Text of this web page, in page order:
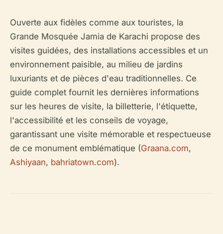
Ouverte aux fidèles comme aux touristes, la
Grande Mosquée Jamia de Karachi propose des
visites guidées, des installations accessibles et un
environnement paisible, au milieu de jardins
luxuriants et de pièces d'eau traditionnelles. Ce
guide complet fournit les dernières informations
sur les heures de visite, la billetterie, l'étiquette,
l'accessibilité et les conseils de voyage,
garantissant une visite mémorable et respectueuse
de ce monument emblématique (Graana.com,
Ashiyaan, bahriatown.com).